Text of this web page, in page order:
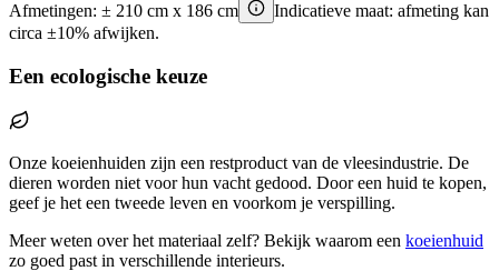
Afmetingen: ± 210 cm x 186 cm
Indicatieve maat: afmeting kan
circa ±10% afwijken.
Een ecologische keuze
Onze koeienhuiden zijn een restproduct van de vleesindustrie. De
dieren worden niet voor hun vacht gedood. Door een huid te kopen,
geef je het een tweede leven en voorkom je verspilling.
Meer weten over het materiaal zelf? Bekijk waarom een koeienhuid
zo goed past in verschillende interieurs.